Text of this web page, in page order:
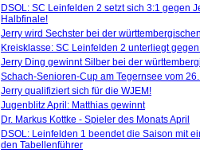
DSOL: SC Leinfelden 2 setzt sich 3:1 gegen
Halbfinale!
Jerry wird Sechster bei der
Kreisklasse: SC Leinfelden 2 unterliegt
Jerry Ding gewinnt Silber bei der
Schach-Senioren-Cup am Tegernsee vom
Jerry qualifiziert sich für die WJEM!
Jugenblitz April: Matthias gewinnt
Dr. Markus Kottke - Spieler des Monats April
DSOL: Leinfelden 1 beendet die Saison mit
den Tabellenführer